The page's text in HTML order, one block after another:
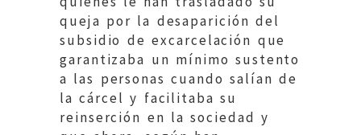
queja por la desaparición del
subsidio de excarcelación que
garantizaba un mínimo sustento
a las personas cuando salían de
la cárcel y facilitaba su
reinserción en la sociedad y